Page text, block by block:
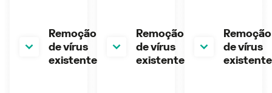
Remoção
de vírus
existente
Remoção
de vírus
existente
Remoção
de vírus
existente